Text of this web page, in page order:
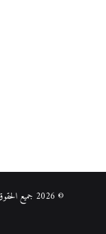
© 2026 جميع الحقوق محفوظة |